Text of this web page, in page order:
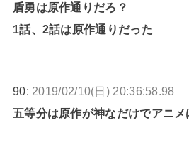
盾勇は原作通りだろ？
1話、2話は原作通りだった
90: 2019/02/10(日) 20:36:58.98
五等分は原作が神なだけでアニメ